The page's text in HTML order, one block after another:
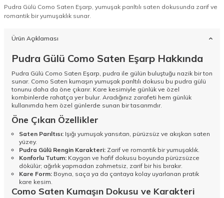
Pudra Gülü Como Saten Eşarp, yumuşak parıltılı saten dokusunda zarif ve
romantik bir yumuşaklık sunar.
Ürün Açıklaması
Pudra Gülü Como Saten Eşarp Hakkında
Pudra Gülü Como Saten Eşarp, pudra ile gülün buluştuğu nazik bir ton
sunar. Como Saten kumaşın yumuşak parıltılı dokusu bu pudra gülü
tonunu daha da öne çıkarır. Kare kesimiyle günlük ve özel
kombinlerde rahatça yer bulur. Aradığınız zarafeti hem günlük
kullanımda hem özel günlerde sunan bir tasarımdır.
Öne Çıkan Özellikler
Saten Parıltısı: Işığı yumuşak yansıtan, pürüzsüz ve akışkan saten
yüzey.
Pudra Gülü Rengin Karakteri: Zarif ve romantik bir yumuşaklık.
Konforlu Tutum: Kaygan ve hafif dokusu boyunda pürüzsüzce
dökülür; ağırlık yapmadan zahmetsiz, zarif bir his bırakır.
Kare Form: Boyna, saça ya da çantaya kolay uyarlanan pratik
kare kesim.
Como Saten Kumaşın Dokusu ve Karakteri